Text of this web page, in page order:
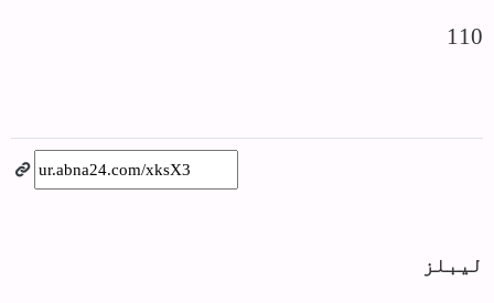
110
لیبلز